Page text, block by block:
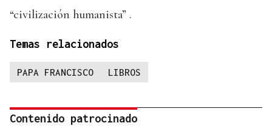
“civilización humanista” .
Temas relacionados
PAPA FRANCISCO LIBROS
Contenido patrocinado